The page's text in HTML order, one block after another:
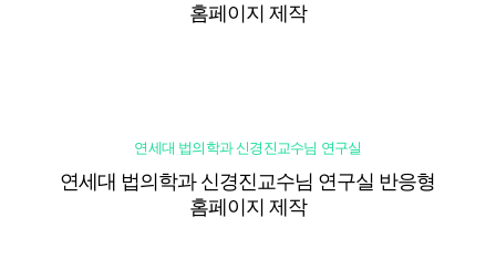
홈페이지 제작
연세대 법의학과 신경진교수님 연구실
연세대 법의학과 신경진교수님 연구실 반응형
홈페이지 제작